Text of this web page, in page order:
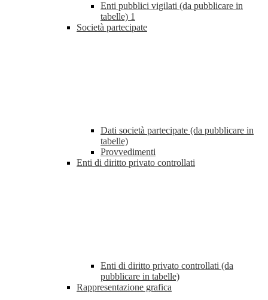
Enti pubblici vigilati (da pubblicare in
tabelle) 1
Società partecipate
Dati società partecipate (da pubblicare in
tabelle)
Provvedimenti
Enti di diritto privato controllati
Enti di diritto privato controllati (da
pubblicare in tabelle)
Rappresentazione grafica